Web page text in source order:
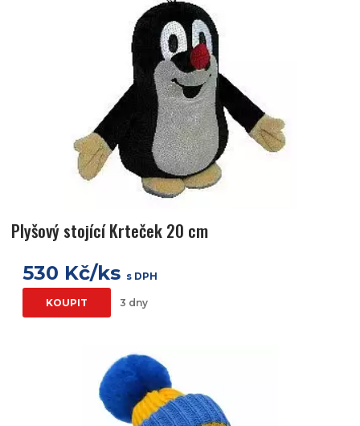
Plyšový stojící Krteček 20 cm
530 Kč/ks s DPH
KOUPIT 3 dny